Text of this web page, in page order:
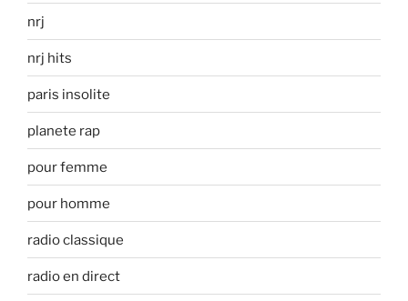
nrj
nrj hits
paris insolite
planete rap
pour femme
pour homme
radio classique
radio en direct